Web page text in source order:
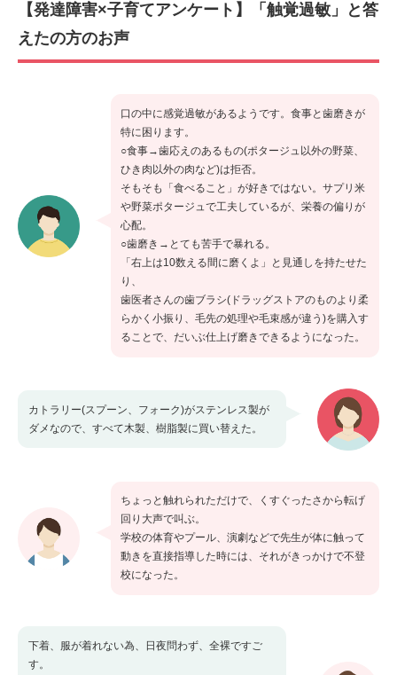
【発達障害×子育てアンケート】「触覚過敏」と答
えたの方のお声
口の中に感覚過敏があるようです。食事と歯磨きが
特に困ります。
○食事→歯応えのあるもの(ポタージュ以外の野菜、
ひき肉以外の肉など)は拒否。
そもそも「食べること」が好きではない。サプリ米
や野菜ポタージュで工夫しているが、栄養の偏りが
心配。
○歯磨き→とても苦手で暴れる。
「右上は10数える間に磨くよ」と見通しを持たせた
り、
歯医者さんの歯ブラシ(ドラッグストアのものより柔
らかく小振り、毛先の処理や毛束感が違う)を購入す
ることで、だいぶ仕上げ磨きできるようになった。
カトラリー(スプーン、フォーク)がステンレス製が
ダメなので、すべて木製、樹脂製に買い替えた。
ちょっと触れられただけで、くすぐったさから転げ
回り大声で叫ぶ。
学校の体育やプール、演劇などで先生が体に触って
動きを直接指導した時には、それがきっかけで不登
校になった。
下着、服が着れない為、日夜問わず、全裸ですご
す。